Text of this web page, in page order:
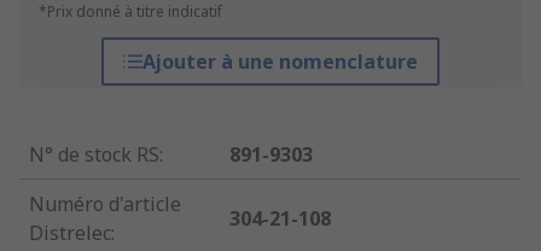
*Prix donné à titre indicatif
Ajouter à une nomenclature
N° de stock RS:
891-9303
Numéro d'article
Distrelec:
304-21-108